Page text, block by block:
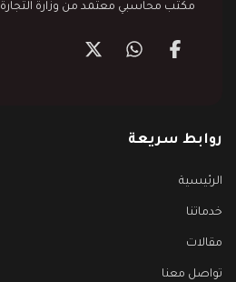
مكتب محاسبي معتمد من وزارة التجارة
روابط سريعة
الرئيسية
خدماتنا
مقالات
تواصل معنا